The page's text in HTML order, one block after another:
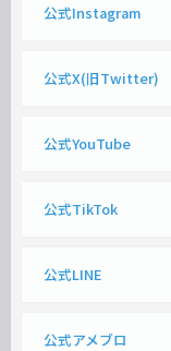
公式Instagram
公式X(旧Twitter)
公式YouTube
公式TikTok
公式LINE
公式アメブロ